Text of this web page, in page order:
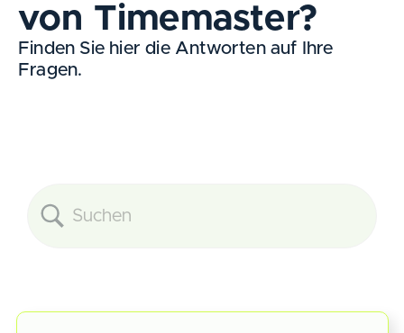
von Timemaster?
Finden Sie hier die Antworten auf Ihre
Fragen.